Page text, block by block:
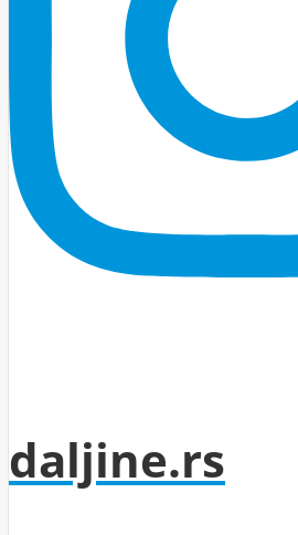
daljine.rs